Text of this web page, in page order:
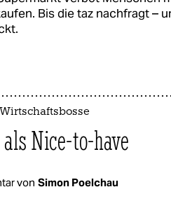
Bis die taz nachfragt –
Nice-to-have
von Simon Poelchau